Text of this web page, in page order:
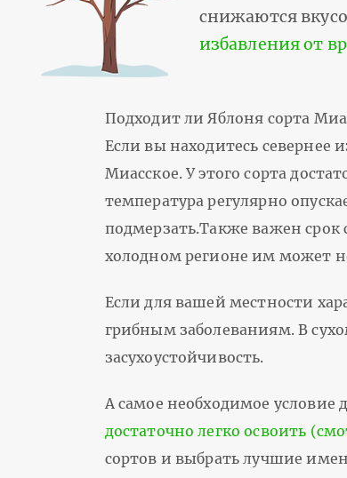
снижаются
избавления от
Подходит ли Яблоня сорта
Если вы находитесь севернее
Миасское. У этого сорта
температура регулярно
подмерзать.Также важен срок
холодном регионе им может
Если для вашей местности
грибным заболеваниям. В
засухоустойчивость.
А самое необходимое условие
достаточно легко освоить
сортов и выбрать лучшие